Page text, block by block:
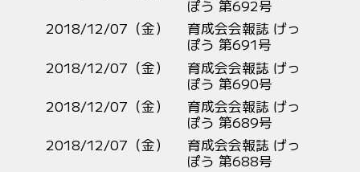
ぽう 第692号
2018/12/07（金）
育成会会報誌 げっ
ぽう 第691号
2018/12/07（金）
育成会会報誌 げっ
ぽう 第690号
2018/12/07（金）
育成会会報誌 げっ
ぽう 第689号
2018/12/07（金）
育成会会報誌 げっ
ぽう 第688号